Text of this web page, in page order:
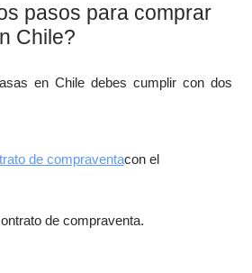
pasos para comprar
Chile?
en Chile debes cumplir con dos
de compraventacon el
de compraventa.